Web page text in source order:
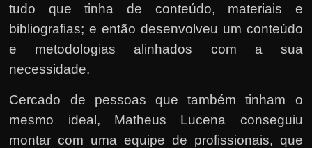
tudo que tinha de conteúdo, materiais e
bibliografias; e então desenvolveu um conteúdo
e metodologias alinhados com a sua
necessidade.
Cercado de pessoas que também tinham o
mesmo ideal, Matheus Lucena conseguiu
montar com uma equipe de profissionais, que